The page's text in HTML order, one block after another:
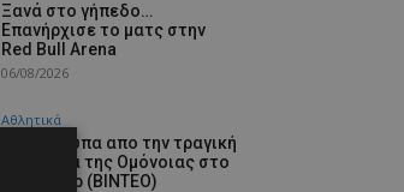
Ξανά στο γήπεδο…
Επανήρχισε το ματς στην
Red Bull Arena
06/08/2026
Αθλητικά
Στιγμιότυπα απο την τραγική
παρουσία της Ομόνοιας στο
Γιβραλτάρ (ΒΙΝΤΕΟ)